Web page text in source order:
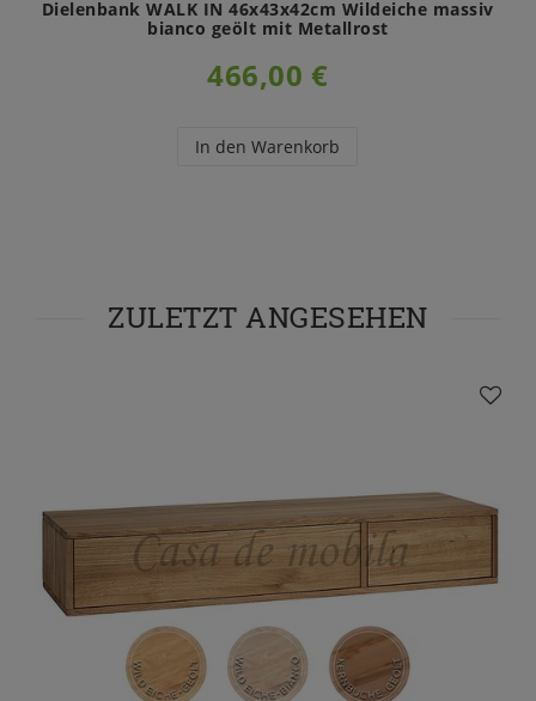
Dielenbank WALK IN 46x43x42cm Wildeiche massiv
bianco geölt mit Metallrost
466,00 €
In den Warenkorb
ZULETZT ANGESEHEN